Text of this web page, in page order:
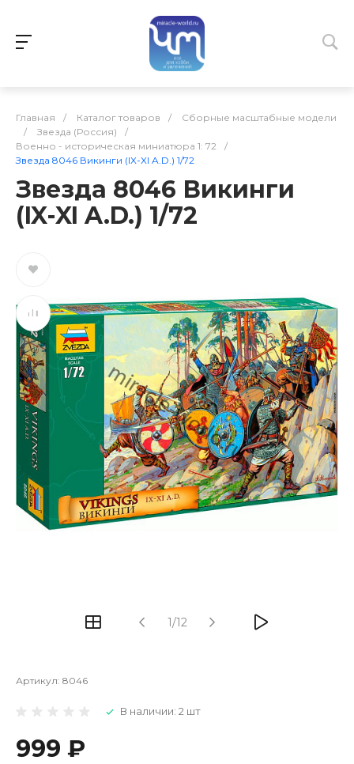
Главная / Каталог товаров /
Сборные масштабные модели
/
Звезда (Россия)
/
Военно - историческая миниатюра 1: 72
/
Звезда 8046 Викинги (IX-XI A.D.) 1/72
Звезда 8046 Викинги
(IX-XI A.D.) 1/72
1/12
Артикул: 8046
В наличии: 2 шт
999 ₽